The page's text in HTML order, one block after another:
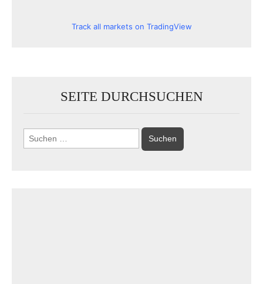
Track all markets on TradingView
SEITE DURCHSUCHEN
Suchen
nach: